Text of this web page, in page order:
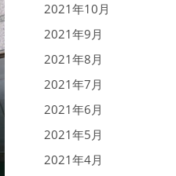
2021年10月
2021年9月
2021年8月
2021年7月
2021年6月
2021年5月
2021年4月